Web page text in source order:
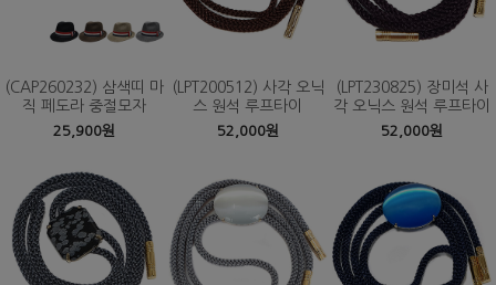
(CAP260232) 삼색띠 마
직 페도라 중절모자
25,900원
(LPT200512) 사각 오닉
스 원석 루프타이
52,000원
(LPT230825) 장미석 사
각 오닉스 원석 루프타이
52,000원